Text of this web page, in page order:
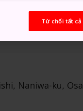
Naniwa-ku,
Từ chối tất cả